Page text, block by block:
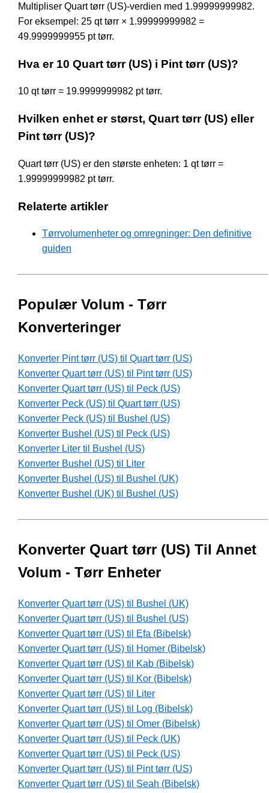
Multipliser Quart tørr (US)-verdien med 1.99999999982.
For eksempel: 25 qt tørr × 1.99999999982 =
49.9999999955 pt tørr.
Hva er 10 Quart tørr (US) i Pint tørr (US)?
10 qt tørr = 19.9999999982 pt tørr.
Hvilken enhet er størst, Quart tørr (US) eller
Pint tørr (US)?
Quart tørr (US) er den største enheten: 1 qt tørr =
1.99999999982 pt tørr.
Relaterte artikler
Tørrvolumenheter og omregninger: Den definitive
guiden
Populær Volum - Tørr
Konverteringer
Konverter Pint tørr (US) til Quart tørr (US)
Konverter Quart tørr (US) til Pint tørr (US)
Konverter Quart tørr (US) til Peck (US)
Konverter Peck (US) til Quart tørr (US)
Konverter Peck (US) til Bushel (US)
Konverter Bushel (US) til Peck (US)
Konverter Liter til Bushel (US)
Konverter Bushel (US) til Liter
Konverter Bushel (US) til Bushel (UK)
Konverter Bushel (UK) til Bushel (US)
Konverter Quart tørr (US) Til Annet
Volum - Tørr Enheter
Konverter Quart tørr (US) til Bushel (UK)
Konverter Quart tørr (US) til Bushel (US)
Konverter Quart tørr (US) til Efa (Bibelsk)
Konverter Quart tørr (US) til Homer (Bibelsk)
Konverter Quart tørr (US) til Kab (Bibelsk)
Konverter Quart tørr (US) til Kor (Bibelsk)
Konverter Quart tørr (US) til Liter
Konverter Quart tørr (US) til Log (Bibelsk)
Konverter Quart tørr (US) til Omer (Bibelsk)
Konverter Quart tørr (US) til Peck (UK)
Konverter Quart tørr (US) til Peck (US)
Konverter Quart tørr (US) til Pint tørr (US)
Konverter Quart tørr (US) til Seah (Bibelsk)